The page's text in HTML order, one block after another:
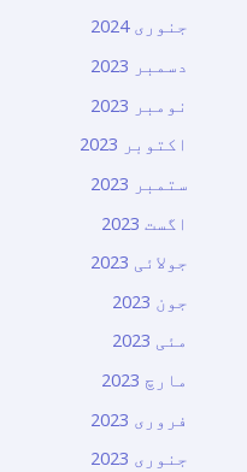
جنوری 2024
دسمبر 2023
نومبر 2023
اکتوبر 2023
ستمبر 2023
اگست 2023
جولائی 2023
جون 2023
مئی 2023
مارچ 2023
فروری 2023
جنوری 2023